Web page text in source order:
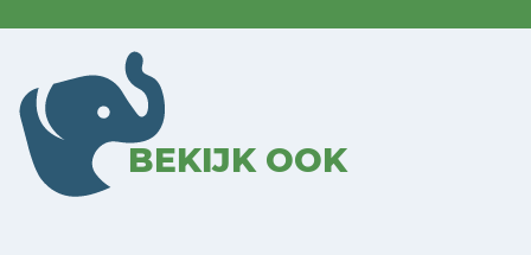
BEKIJK OOK